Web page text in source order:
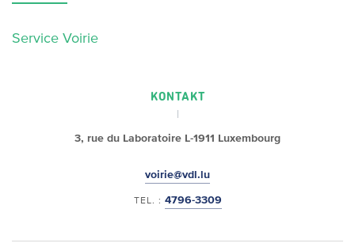
Service Voirie
KONTAKT
3, rue du Laboratoire L-1911 Luxembourg
voirie@vdl.lu
TEL. : 4796-3309